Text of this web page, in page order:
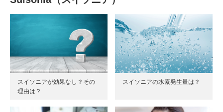
スイソニアが効果なし？その
理由は？
スイソニアの水素発生量は？